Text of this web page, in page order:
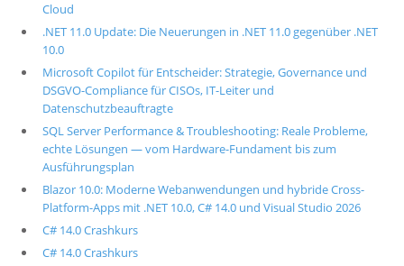
Cloud
.NET 11.0 Update: Die Neuerungen in .NET 11.0 gegenüber .NET
10.0
Microsoft Copilot für Entscheider: Strategie, Governance und
DSGVO-Compliance für CISOs, IT-Leiter und
Datenschutzbeauftragte
SQL Server Performance & Troubleshooting: Reale Probleme,
echte Lösungen — vom Hardware-Fundament bis zum
Ausführungsplan
Blazor 10.0: Moderne Webanwendungen und hybride Cross-
Platform-Apps mit .NET 10.0, C# 14.0 und Visual Studio 2026
C# 14.0 Crashkurs
C# 14.0 Crashkurs